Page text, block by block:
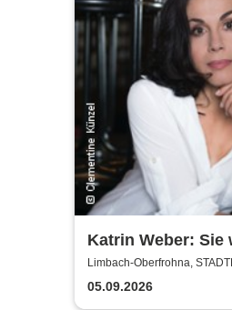
Katrin Weber: Sie
Lachen -
Lesung
Limbach-Oberfrohna,
OBERFROHNA
05.09.2026